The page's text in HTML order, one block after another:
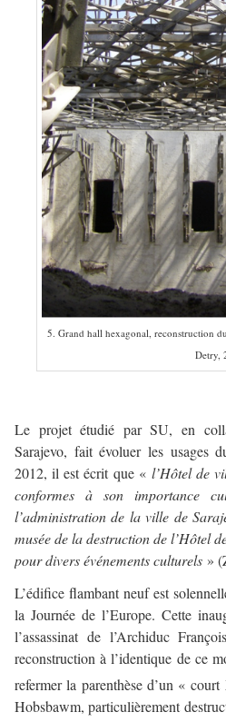
5. Grand hall hexagonal, reconstruction
Detry,
Le projet étudié par SU, en
Sarajevo, fait évoluer les usages
2012, il est écrit que « l’Hôtel de
conformes à son importance
l’administration de la ville de
musée de la destruction de l’Hôtel
pour divers événements culturels »
L’édifice flambant neuf est
la Journée de l’Europe. Cette
l’assassinat de l’Archiduc
reconstruction à l’identique de ce
refermer la parenthèse d’un «
Hobsbawm, particulièrement